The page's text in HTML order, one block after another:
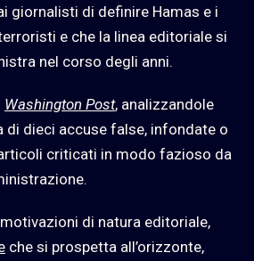
giornalisti di definire Hamas e i
e che la linea editoriale si
nel corso degli anni.
Washington Post, analizzandole
di dieci accuse false, infondate o
criticati in modo fazioso da
di natura editoriale,
che si prospetta all’orizzonte,